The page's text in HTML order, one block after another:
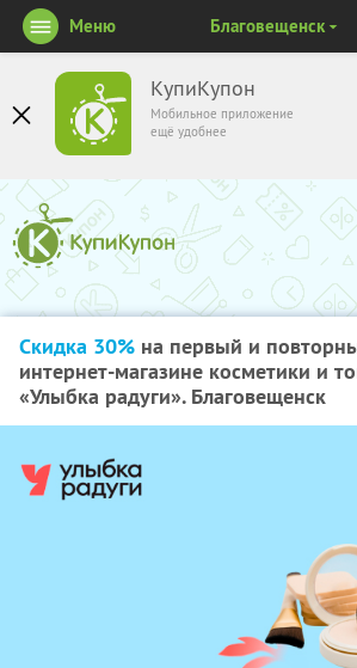
КупиКупон
Мобильное приложение
ещё удобнее
Меню Благовещенск
Скидка 30% на первый и
интернет-магазине косметики и
«Улыбка радуги». Благовещенск